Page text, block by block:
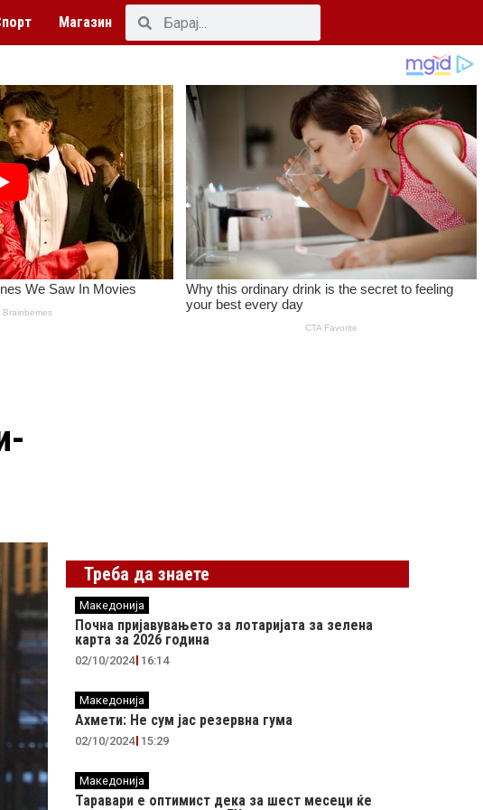
Магазин
Треба да знаете
Македонија
Почна пријавувањето за лотаријата за зелена
карта за 2026 година
02/10/2024 16:14
Македонија
Ахмети: Не сум јас резервна гума
02/10/2024 15:29
Македонија
Таравари e oптимист дека за шест месеци ќе